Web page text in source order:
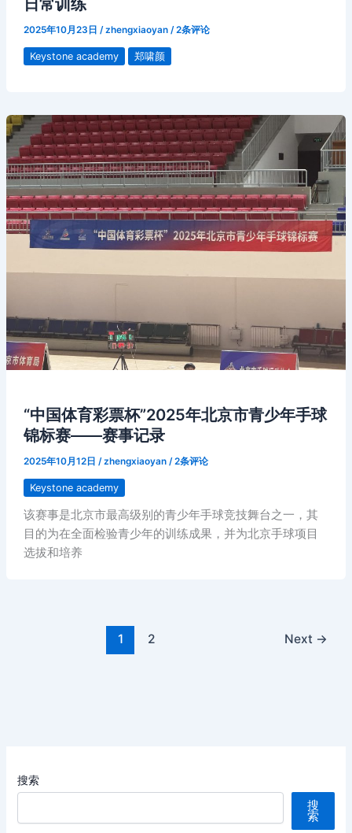
日常训练
2025年10月23日 /zhengxiaoyan /2条评论
Keystone academy 郑啸颜
“中国体育彩票杯”2025年北京市青少年手球
锦标赛——赛事记录
2025年10月12日 /zhengxiaoyan /2条评论
Keystone academy
该赛事是北京市最高级别的青少年手球竞技舞台之一，其
目的为在全面检验青少年的训练成果，并为北京手球项目
选拔和培养
1 2 Next →
搜索
搜
索